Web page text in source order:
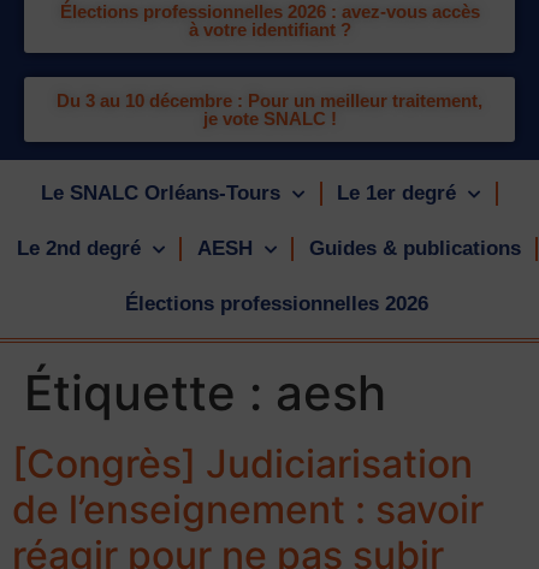
Élections professionnelles 2026 : avez-vous accès
à votre identifiant ?
Du 3 au 10 décembre : Pour un meilleur traitement,
je vote SNALC !
Le SNALC Orléans-Tours Le 1er degré
Le 2nd degré AESH Guides & publications
Élections professionnelles 2026
Étiquette : aesh
[Congrès] Judiciarisation
de l’enseignement : savoir
réagir pour ne pas subir